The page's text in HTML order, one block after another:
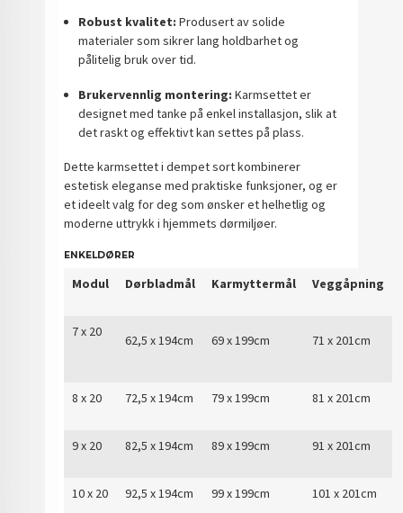
Robust kvalitet: Produsert av solide
materialer som sikrer lang holdbarhet og
pålitelig bruk over tid.
Brukervennlig montering: Karmsettet er
designet med tanke på enkel installasjon, slik at
det raskt og effektivt kan settes på plass.
Dette karmsettet i dempet sort kombinerer
estetisk eleganse med praktiske funksjoner, og er
et ideelt valg for deg som ønsker et helhetlig og
moderne uttrykk i hjemmets dørmiljøer.
ENKELDØRER
Modul Dørbladmål Karmyttermål Veggåpning
7 x 20
62,5 x 194cm 69 x 199cm 71 x 201cm
8 x 20 72,5 x 194cm 79 x 199cm 81 x 201cm
9 x 20 82,5 x 194cm 89 x 199cm 91 x 201cm
10 x 20 92,5 x 194cm 99 x 199cm 101 x 201cm